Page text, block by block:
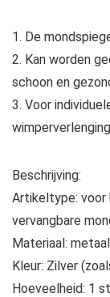
1. De
2. Kan worden
schoon en
3. Voor
Beschrijving:
Artikeltype: voor
vervangbare
Materiaal: metaal
Kleur: Zilver
Hoeveelheid: 1